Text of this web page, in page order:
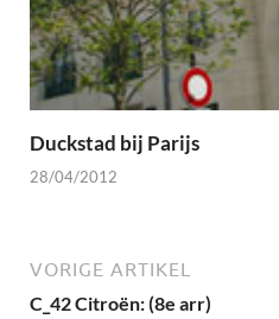
Duckstad bij Parijs
28/04/2012
VORIGE ARTIKEL
C_42 Citroën: (8e arr)